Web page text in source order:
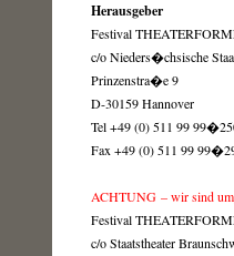
Herausgeber
Festival
c/o Nieders�chsische
Prinzenstra�e 9
D-30159 Hannover
Tel +49 (0) 511 99
Fax +49 (0) 511 99
ACHTUNG – wir sind
Festival
c/o Staatstheater